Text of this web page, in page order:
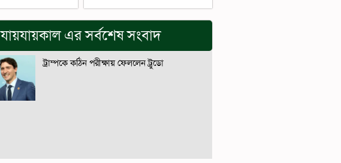
যায়যায়কাল এর সর্বশেষ সংবাদ
ট্রাম্পকে কঠিন পরীক্ষায় ফেললেন ট্রুডো